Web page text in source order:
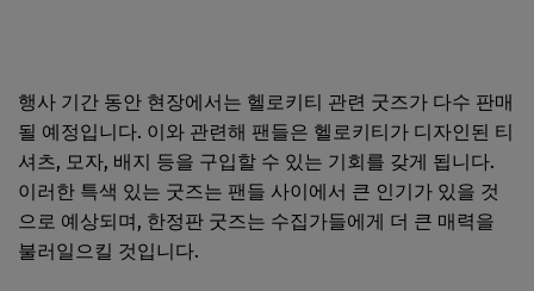
행사 기간 동안 현장에서는 헬로키티 관련 굿즈가 다수 판매
될 예정입니다. 이와 관련해 팬들은 헬로키티가 디자인된 티
셔츠, 모자, 배지 등을 구입할 수 있는 기회를 갖게 됩니다.
이러한 특색 있는 굿즈는 팬들 사이에서 큰 인기가 있을 것
으로 예상되며, 한정판 굿즈는 수집가들에게 더 큰 매력을
불러일으킬 것입니다.